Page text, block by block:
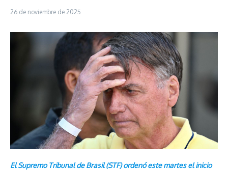
26 de noviembre de 2025
El Supremo Tribunal de Brasil (STF) ordenó este martes el inicio